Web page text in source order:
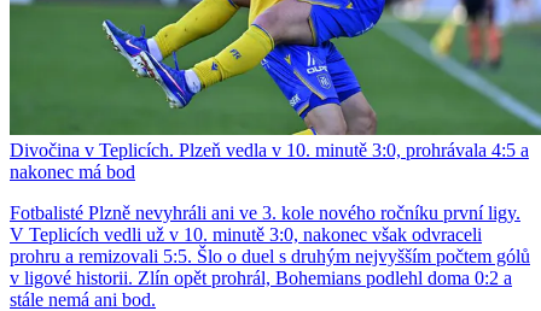
Divočina v Teplicích. Plzeň vedla v 10. minutě 3:0, prohrávala 4:5 a
nakonec má bod
Fotbalisté Plzně nevyhráli ani ve 3. kole nového ročníku první ligy.
V Teplicích vedli už v 10. minutě 3:0, nakonec však odvraceli
prohru a remizovali 5:5. Šlo o duel s druhým nejvyšším počtem gólů
v ligové historii. Zlín opět prohrál, Bohemians podlehl doma 0:2 a
stále nemá ani bod.